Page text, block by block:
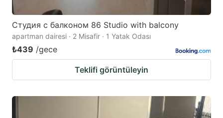
for
changing
dates.
changing
dates.
Студия с балконом 86 Studio with balcony
apartman dairesi · 2 Misafir · 1 Yatak Odası
₺439 /gece
Teklifi görüntüleyin